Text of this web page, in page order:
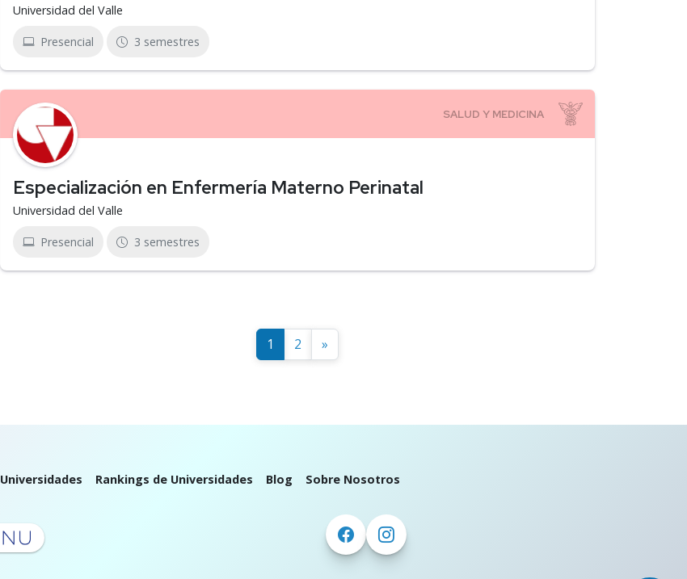
Universidad del Valle
Presencial 3 semestres
Especialización en Enfermería Materno Perinatal
Universidad del Valle
Presencial 3 semestres
1 2 »
Universidades Rankings de Universidades Blog Sobre Nosotros